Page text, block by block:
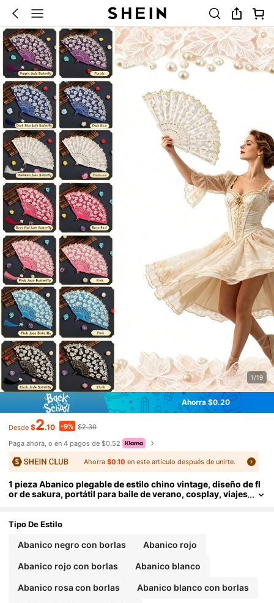
1/19
Ahorra $0.20
Desde $2.10 -9% $2.30
Paga ahora, o en 4 pagos de $0.52
Ahorra $0.10 en este artículo después de unirte.
1 pieza Abanico plegable de estilo chino vintage, diseño de fl
or de sakura, portátil para baile de verano, cosplay, viajes
Tipo De Estilo
Abanico negro con borlas Abanico rojo
Abanico rojo con borlas Abanico blanco
Abanico rosa con borlas Abanico blanco con borlas